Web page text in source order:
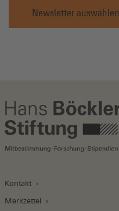
Newsletter auswählen
Kontakt
Merkzettel